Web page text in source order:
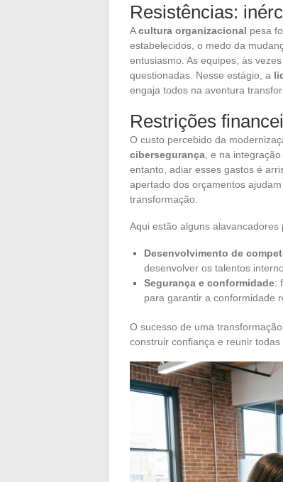
Resistências:
Acultura organizacional pesa
estabelecidos, o medo da
entusiasmo. As equipes, às
questionadas. Nesse estágio, a
engaja todos na aventura
Restrições
O custo percebido da
cibersegurança , e na
entanto, adiar esses gastos é
apertado dos orçamentos
transformação.
Aqui estão alguns
Desenvolvimento de
desenvolver os talentos
Segurança e conformidade:
para garantir a conformidade
O sucesso de uma
construir confiança e reunir